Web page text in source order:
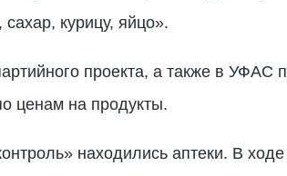
курицу, яйцо».
проекта, а также в УФАС
ценам на продукты.
находились аптеки. В ходе